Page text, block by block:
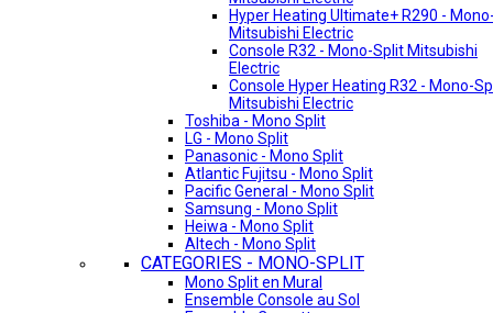
Hyper Heating Ultimate+ R290 -
Mitsubishi Electric
Console R32 - Mono-Split Mitsubishi
Electric
Console Hyper Heating R32 - Mono-
Mitsubishi Electric
Toshiba - Mono Split
LG - Mono Split
Panasonic - Mono Split
Atlantic Fujitsu - Mono Split
Pacific General - Mono Split
Samsung - Mono Split
Heiwa - Mono Split
Altech - Mono Split
CATEGORIES - MONO-SPLIT
Mono Split en Mural
Ensemble Console au Sol